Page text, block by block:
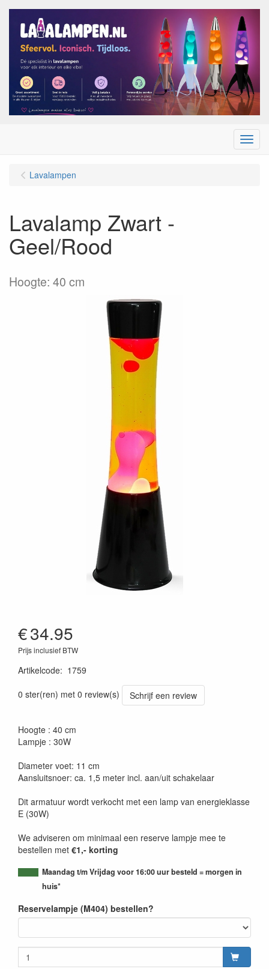
Menu
Lavalampen
Lavalamp Zwart -
Geel/Rood
Hoogte: 40 cm
€34.95
Prijs inclusief BTW
Artikelcode: 1759
0 ster(ren) met 0 review(s)
Schrijf een review
Hoogte : 40 cm
Lampje : 30W
Diameter voet: 11 cm
Aansluitsnoer: ca. 1,5 meter incl. aan/uit schakelaar
Dit armatuur wordt verkocht met een lamp van energieklasse
E (30W)
We adviseren om minimaal een reserve lampje mee te
bestellen met €1,- korting
Maandag t/m Vrijdag voor 16:00 uur besteld = morgen in
huis*
Reservelampje (M404) bestellen?